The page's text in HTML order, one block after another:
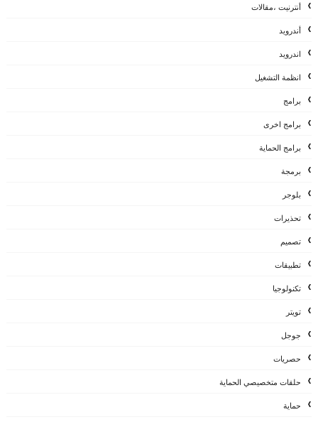
أنترنيت ،مقالات
أندرويد
اندرويد
انظمة التشغيل
برامج
برامج اخرى
برامج الحماية
برمجة
بلوجر
تحذيرات
تصميم
تطبيقات
تكنولوجيا
تويتر
جوجل
حصريات
حلقات متخصيصي الحماية
حماية